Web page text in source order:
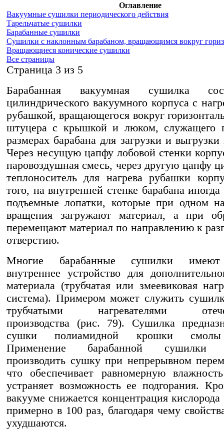
Оглавление
Вакуумные сушилки периодического действия
Тарельчатые сушилки
Барабанные сушилки
Сушилки с наклонным барабаном, вращающимся вокруг
Вращающиеся конические сушилки
Все страницы
Cтраница 3 из 5
Барабанная вакуумная сушилка
цилиндрического вакуумного корпуса с
рубашкой, вращающегося вокруг
штуцера с крышкой и люком, служащего
размерах барабана для загрузки и выгрузки
Через несущую цапфу лобовой стенки
паровоздушная смесь, через другую цапфу
теплоноситель для нагрева рубашки
того, на внутренней стенке барабана
подъемные лопатки, которые при одном
вращения загружают материал, а при
перемещают материал по направлению к
отверстию.
Многие барабанные сушилки имеют
внутреннее устройство для
материала (трубчатая или змеевиковая
система). Примером может служить
трубчатыми нагревателями
производства (рис. 79). Сушилка
сушки полиамидной крошки
Применение барабанной сушилки
производить сушку при непрерывном
что обеспечивает равномерную
устраняет возможность ее подгорания.
вакууме снижается концентрация кислорода
примерно в 100 раз, благодаря чему
ухудшаются.